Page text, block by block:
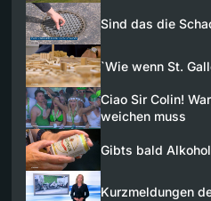
Sind das die
`Wie wenn St.
Ciao Sir Colin!
weichen muss
Gibts bald
Kurzmeldungen